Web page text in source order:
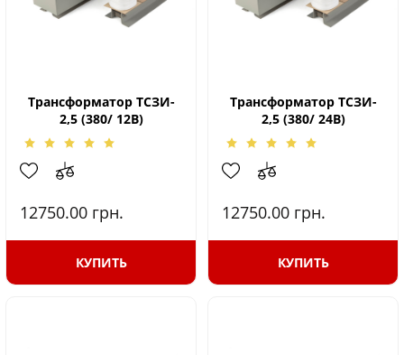
Трансформатор ТСЗИ-
2,5 (380/ 12В)
12750.00 грн.
КУПИТЬ
Трансформатор ТСЗИ-
2,5 (380/ 24В)
12750.00 грн.
КУПИТЬ